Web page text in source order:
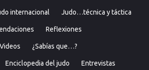
internacional Judo…técnica y táctica
Reflexiones
Videos ¿Sabías que…?
Enciclopedia del judo Entrevistas